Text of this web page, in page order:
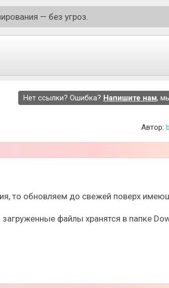
— без угроз.
Нет ссылки? Ошибка? Напишите нам,
Автор:
то обновляем до свежей поверх
файлы хранятся в папке